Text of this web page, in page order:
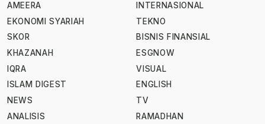
AMEERA
EKONOMI SYARIAH
SKOR
KHAZANAH
IQRA
ISLAM DIGEST
NEWS
ANALISIS
INTERNASIONAL
TEKNO
BISNIS FINANSIAL
ESGNOW
VISUAL
ENGLISH
TV
RAMADHAN